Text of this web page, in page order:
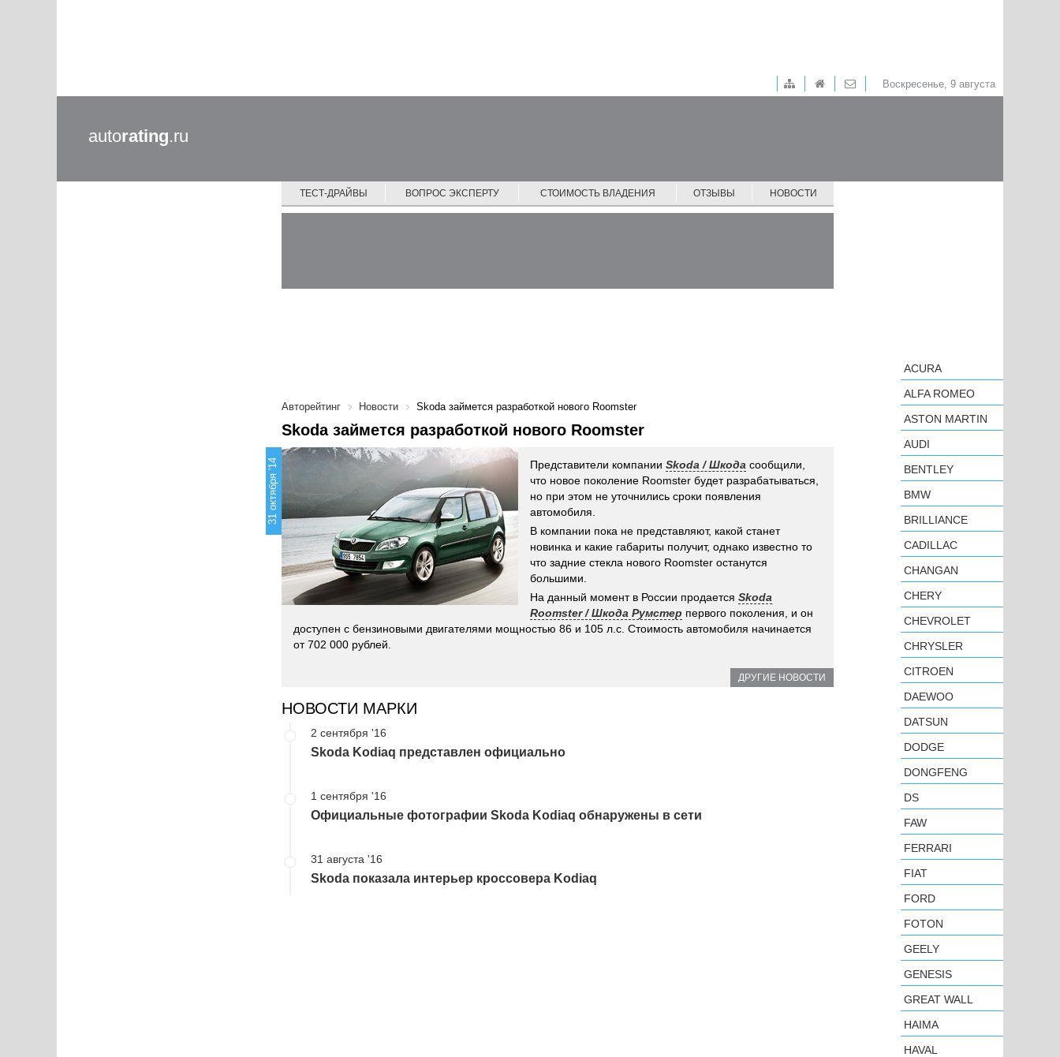
Воскресенье, 9 августа
autorating.ru
ТЕСТ-ДРАЙВЫ ВОПРОС ЭКСПЕРТУ СТОИМОСТЬ ВЛАДЕНИЯ ОТЗЫВЫ НОВОСТИ
Авторейтинг Новости Skoda займется разработкой нового Roomster
Skoda займется разработкой нового Roomster
31 октября '14 Представители компании Skoda / Шкода сообщили,
что новое поколение Roomster будет разрабатываться,
но при этом не уточнились сроки появления
автомобиля.
В компании пока не представляют, какой станет
новинка и какие габариты получит, однако известно то
что задние стекла нового Roomster останутся
большими.
На данный момент в России продается Skoda
Roomster / Шкода Румстер первого поколения, и он
доступен с бензиновыми двигателями мощностью 86 и 105 л.с. Стоимость автомобиля начинается
от 702 000 рублей.
ДРУГИЕ НОВОСТИ
НОВОСТИ МАРКИ
2 сентября '16
Skoda Kodiaq представлен официально
1 сентября '16
Официальные фотографии Skoda Kodiaq обнаружены в сети
31 августа '16
Skoda показала интерьер кроссовера Kodiaq
ACURA
ALFA ROMEO
ASTON MARTIN
AUDI
BENTLEY
BMW
BRILLIANCE
CADILLAC
CHANGAN
CHERY
CHEVROLET
CHRYSLER
CITROEN
DAEWOO
DATSUN
DODGE
DONGFENG
DS
FAW
FERRARI
FIAT
FORD
FOTON
GEELY
GENESIS
GREAT WALL
HAIMA
HAVAL